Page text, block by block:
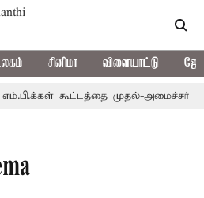
சினிமா விளையாட்டு
கூட்டத்தை முதல்-அமைச்சர்